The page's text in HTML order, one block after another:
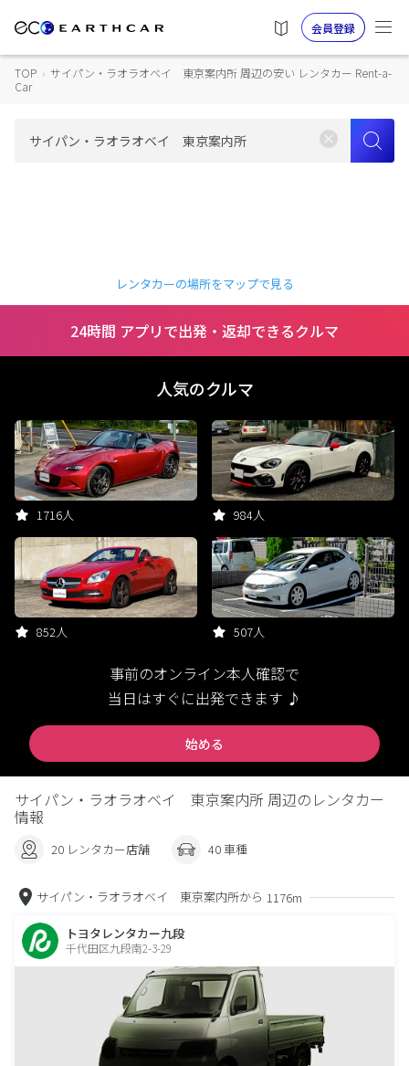
会員登録
TOP › サイパン・ラオラオベイ 東京案内所 周辺の安い レンタカー Rent-a-
Car
レンタカーの場所をマップで見る
24時間 アプリで出発・返却できるクルマ
人気のクルマ
1716人 984人
852人 507人
事前のオンライン本人確認で
当日はすぐに出発できます ♪
始める
サイパン・ラオラオベイ 東京案内所 周辺のレンタカー
情報
20 レンタカー店舗 40 車種
サイパン・ラオラオベイ 東京案内所から 1176m
トヨタレンタカー九段
千代田区九段南2-3-29